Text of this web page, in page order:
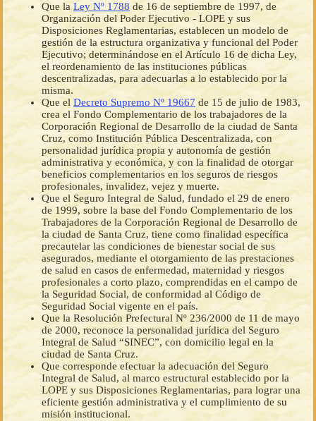
Que laLey Nº 1788 de 16 de septiembre de 1997, de
Organización del Poder Ejecutivo - LOPE y sus
Disposiciones Reglamentarias, establecen un modelo de
gestión de la estructura organizativa y funcional del Poder
Ejecutivo; determinándose en el Artículo 16 de dicha Ley,
el reordenamiento de las instituciones públicas
descentralizadas, para adecuarlas a lo establecido por la
misma.
Que el Decreto Supremo Nº 19667 de 15 de julio de 1983,
crea el Fondo Complementario de los trabajadores de la
Corporación Regional de Desarrollo de la ciudad de Santa
Cruz, como Institución Pública Descentralizada, con
personalidad jurídica propia y autonomía de gestión
administrativa y económica, y con la finalidad de otorgar
beneficios complementarios en los seguros de riesgos
profesionales, invalidez, vejez y muerte.
Que el Seguro Integral de Salud, fundado el 29 de enero
de 1999, sobre la base del Fondo Complementario de los
Trabajadores de la Corporación Regional de Desarrollo de
la ciudad de Santa Cruz, tiene como finalidad específica
precautelar las condiciones de bienestar social de sus
asegurados, mediante el otorgamiento de las prestaciones
de salud en casos de enfermedad, maternidad y riesgos
profesionales a corto plazo, comprendidas en el campo de
la Seguridad Social, de conformidad al Código de
Seguridad Social vigente en el país.
Que la Resolución Prefectural Nº 236/2000 de 11 de mayo
de 2000, reconoce la personalidad jurídica del Seguro
Integral de Salud “SINEC”, con domicilio legal en la
ciudad de Santa Cruz.
Que corresponde efectuar la adecuación del Seguro
Integral de Salud, al marco estructural establecido por la
LOPE y sus Disposiciones Reglamentarias, para lograr una
eficiente gestión administrativa y el cumplimiento de su
misión institucional.